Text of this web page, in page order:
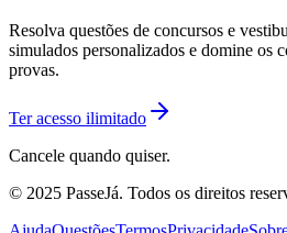
Resolva questões de concursos e
simulados personalizados e domine os
provas.
Ter acesso ilimitado
Cancele quando quiser.
© 2025 PasseJá. Todos os direitos